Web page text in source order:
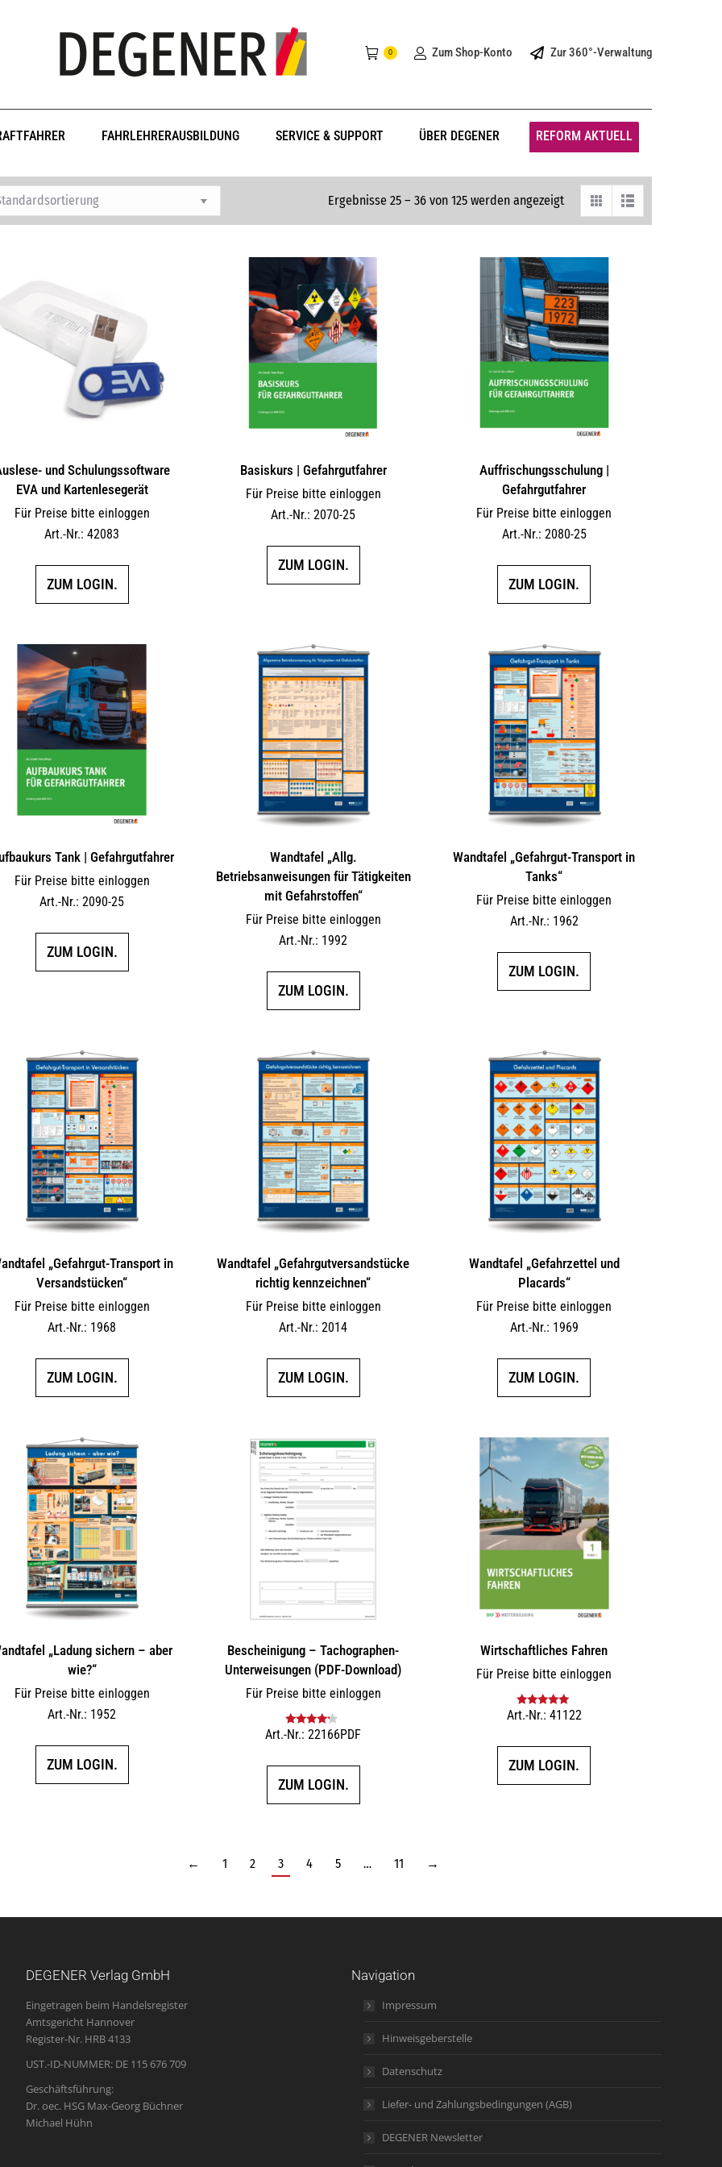
0 Zum Shop-Konto Zur 360°-Verwaltung
FAHRLEHRERAUSBILDUNG SERVICE & SUPPORT ÜBER DEGENER REFORM AKTUELL
Ergebnisse 25 – 36 von 125 werden angezeigt
und Schulungssoftware
EVA und Kartenlesegerät
Für Preise bitte einloggen
Art.-Nr.: 42083
ZUM LOGIN.
Basiskurs | Gefahrgutfahrer
Für Preise bitte einloggen
Art.-Nr.: 2070-25
ZUM LOGIN.
Auffrischungsschulung |
Gefahrgutfahrer
Für Preise bitte einloggen
Art.-Nr.: 2080-25
ZUM LOGIN.
Tank | Gefahrgutfahrer
Für Preise bitte einloggen
Art.-Nr.: 2090-25
ZUM LOGIN.
Wandtafel „Allg.
Betriebsanweisungen für Tätigkeiten
mit Gefahrstoffen“
Für Preise bitte einloggen
Art.-Nr.: 1992
ZUM LOGIN.
Wandtafel „Gefahrgut-Transport in
Tanks“
Für Preise bitte einloggen
Art.-Nr.: 1962
ZUM LOGIN.
„Gefahrgut-Transport in
Versandstücken“
Für Preise bitte einloggen
Art.-Nr.: 1968
ZUM LOGIN.
Wandtafel „Gefahrgutversandstücke
richtig kennzeichnen“
Für Preise bitte einloggen
Art.-Nr.: 2014
ZUM LOGIN.
Wandtafel „Gefahrzettel und
Placards“
Für Preise bitte einloggen
Art.-Nr.: 1969
ZUM LOGIN.
„Ladung sichern – aber
wie?“
Für Preise bitte einloggen
Art.-Nr.: 1952
ZUM LOGIN.
Bescheinigung – Tachographen-
Unterweisungen (PDF-Download)
Für Preise bitte einloggen
Bewertet
Art.-Nr.: 22166PDF
ZUM LOGIN.
Wirtschaftliches Fahren
Für Preise bitte einloggen
Bewertet mit
Art.-Nr.: 41122
ZUM LOGIN.
← 1 2 3 4 5 … 11 →
DEGENER Verlag GmbH
Eingetragen beim Handelsregister
Amtsgericht Hannover
Register-Nr. HRB 4133
UST.-ID-NUMMER: DE 115 676 709
Geschäftsführung:
Dr. oec. HSG Max-Georg Büchner
Michael Hühn
Navigation
Impressum
Hinweisgeberstelle
Datenschutz
Liefer- und Zahlungsbedingungen (AGB)
DEGENER Newsletter